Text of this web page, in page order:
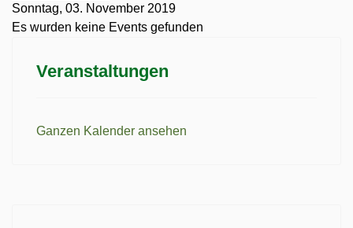
Sonntag, 03. November 2019
Es wurden keine Events gefunden
Veranstaltungen
Ganzen Kalender ansehen